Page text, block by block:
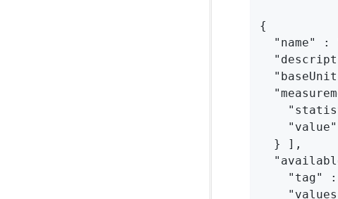
{
"name"
:
"value"
  } ],
"tag"
: